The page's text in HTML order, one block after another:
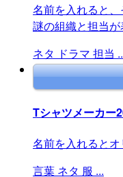
名前を入れると
謎の組織と担当
ネタ ドラマ 担当
Tシャツメーカー
名前を入れると
言葉 ネタ 服 ...